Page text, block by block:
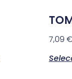
7,09